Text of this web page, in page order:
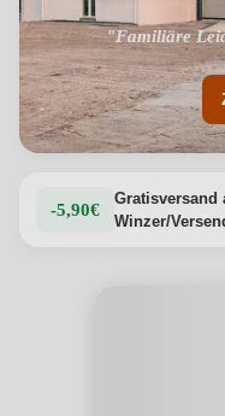
"Familiäre
-5,90€
Gratisversand
Winzer/